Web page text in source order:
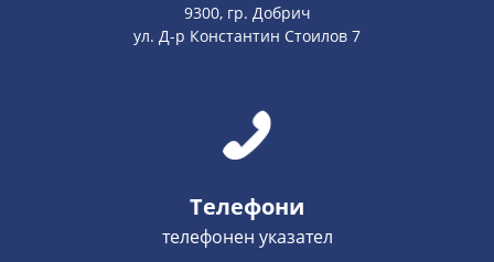
9300, гр. Добрич
ул. Д-р Константин Стоилов 7
Телефони
телефонен указател